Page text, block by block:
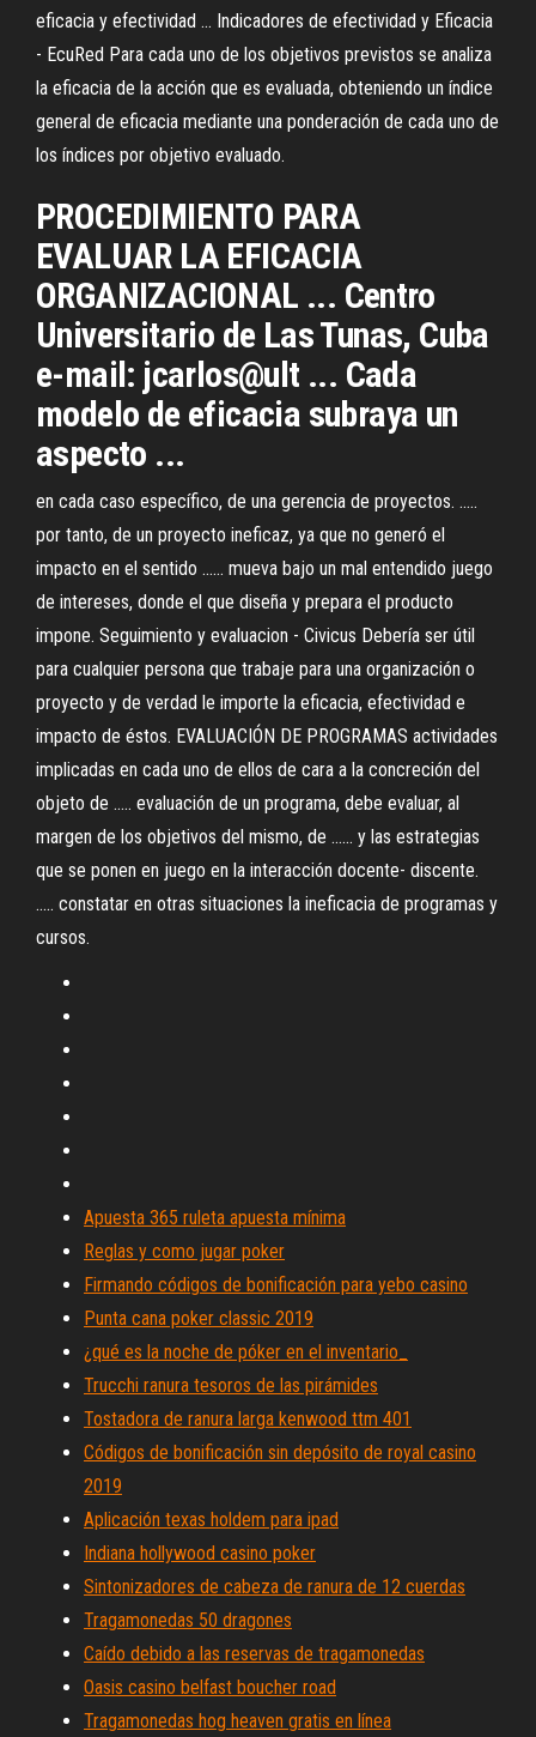
eficacia y efectividad ... Indicadores de efectividad y Eficacia
- EcuRed Para cada uno de los objetivos previstos se analiza
la eficacia de la acción que es evaluada, obteniendo un índice
general de eficacia mediante una ponderación de cada uno de
los índices por objetivo evaluado.
PROCEDIMIENTO PARA
EVALUAR LA EFICACIA
ORGANIZACIONAL ... Centro
Universitario de Las Tunas, Cuba
e-mail: jcarlos@ult ... Cada
modelo de eficacia subraya un
aspecto ...
en cada caso específico, de una gerencia de proyectos. .....
por tanto, de un proyecto ineficaz, ya que no generó el
impacto en el sentido ...... mueva bajo un mal entendido juego
de intereses, donde el que diseña y prepara el producto
impone. Seguimiento y evaluacion - Civicus Debería ser útil
para cualquier persona que trabaje para una organización o
proyecto y de verdad le importe la eficacia, efectividad e
impacto de éstos. EVALUACIÓN DE PROGRAMAS actividades
implicadas en cada uno de ellos de cara a la concreción del
objeto de ..... evaluación de un programa, debe evaluar, al
margen de los objetivos del mismo, de ...... y las estrategias
que se ponen en juego en la interacción docente- discente.
..... constatar en otras situaciones la ineficacia de programas y
cursos.
Apuesta 365 ruleta apuesta mínima
Reglas y como jugar poker
Firmando códigos de bonificación para yebo casino
Punta cana poker classic 2019
¿qué es la noche de póker en el inventario_
Trucchi ranura tesoros de las pirámides
Tostadora de ranura larga kenwood ttm 401
Códigos de bonificación sin depósito de royal casino
2019
Aplicación texas holdem para ipad
Indiana hollywood casino poker
Sintonizadores de cabeza de ranura de 12 cuerdas
Tragamonedas 50 dragones
Caído debido a las reservas de tragamonedas
Oasis casino belfast boucher road
Tragamonedas hog heaven gratis en línea